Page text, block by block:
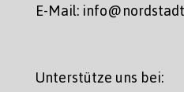
E-Mail:
Unterstütze uns bei: